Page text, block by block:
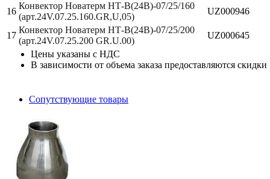
16
Конвектор Новатерм НТ-В(24В)-07/25/160
(арт.24V.07.25.160.GR,U,05)
UZ000946
17
Конвектор Новатерм НТ-В(24В)-07/25/200
(арт.24V.07.25.200 GR.U.00)
UZ000645
Цены указаны с НДС
В зависимости от объема заказа предоставляются скидки
Сопутствующие товары